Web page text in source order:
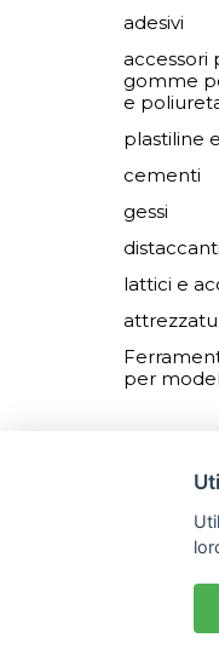
adesivi
accessori
gomme
e
plastiline
cementi
gessi
lattici e
per